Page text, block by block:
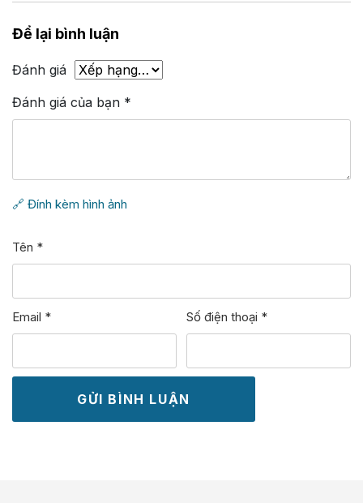
Để lại bình luận
Đánh giá
Đánh giá của bạn *
🔗 Đính kèm hình ảnh
Tên *
Email * Số điện thoại *